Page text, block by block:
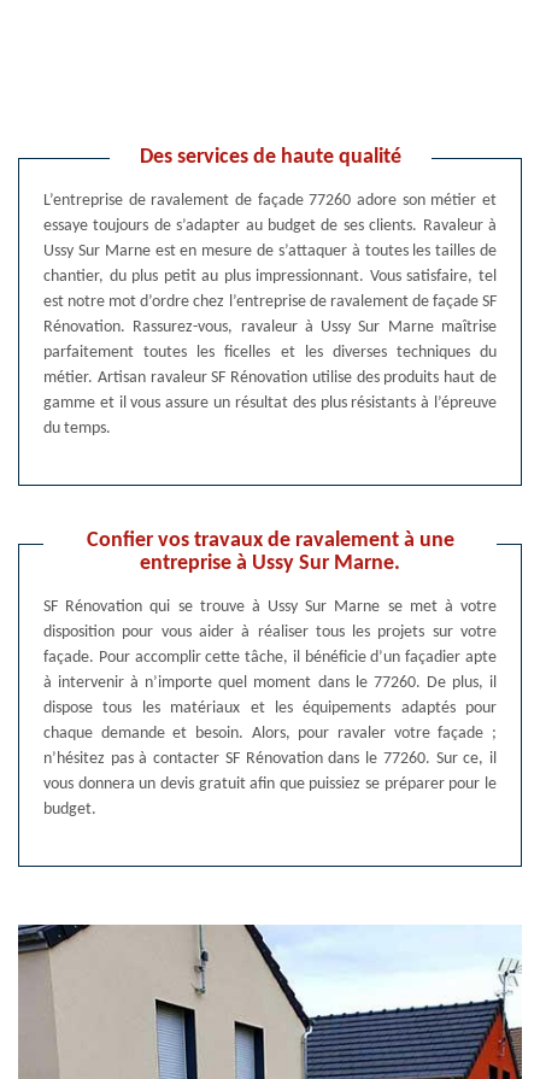
Des services de haute qualité
L’entreprise de ravalement de façade 77260 adore son métier et
essaye toujours de s’adapter au budget de ses clients. Ravaleur à
Ussy Sur Marne est en mesure de s’attaquer à toutes les tailles de
chantier, du plus petit au plus impressionnant. Vous satisfaire, tel
est notre mot d’ordre chez l’entreprise de ravalement de façade SF
Rénovation. Rassurez-vous, ravaleur à Ussy Sur Marne maîtrise
parfaitement toutes les ficelles et les diverses techniques du
métier. Artisan ravaleur SF Rénovation utilise des produits haut de
gamme et il vous assure un résultat des plus résistants à l’épreuve
du temps.
Confier vos travaux de ravalement à une
entreprise à Ussy Sur Marne.
SF Rénovation qui se trouve à Ussy Sur Marne se met à votre
disposition pour vous aider à réaliser tous les projets sur votre
façade. Pour accomplir cette tâche, il bénéficie d’un façadier apte
à intervenir à n’importe quel moment dans le 77260. De plus, il
dispose tous les matériaux et les équipements adaptés pour
chaque demande et besoin. Alors, pour ravaler votre façade ;
n’hésitez pas à contacter SF Rénovation dans le 77260. Sur ce, il
vous donnera un devis gratuit afin que puissiez se préparer pour le
budget.